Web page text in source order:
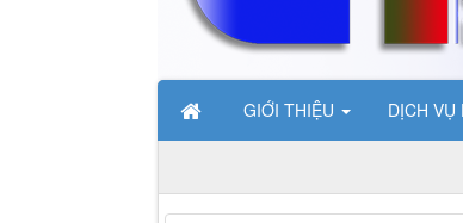
GIỚI THIỆU DỊCH VỤ